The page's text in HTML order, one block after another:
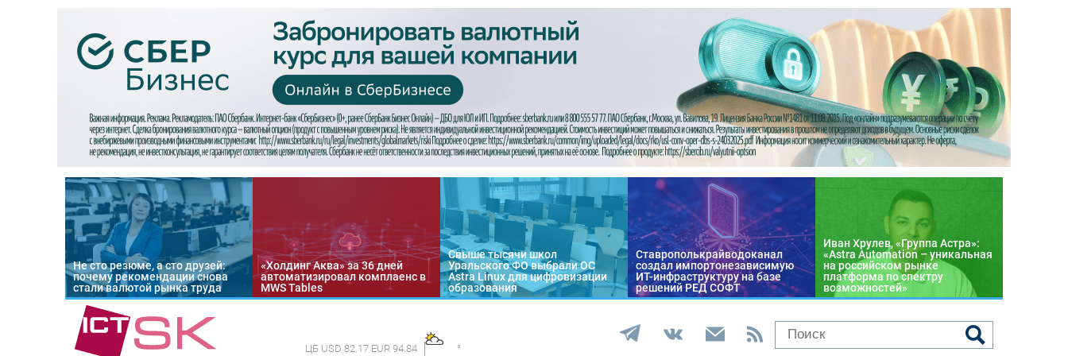
Не сто резюме, а сто друзей:
почему рекомендации снова
стали валютой рынка труда
«Холдинг Аква» за 36 дней
автоматизировал комплаенс в
MWS Tables
Свыше тысячи школ
Уральского ФО выбрали ОС
Astra Linux для цифровизации
образования
Ставрополькрайводоканал
создал импортонезависимую
ИТ-инфраструктуру на базе
решений РЕД СОФТ
Иван Хрулев, «Группа Астра»:
«Astra Automation – уникальная
на российском рынке
платформа по спектру
возможностей»
ЦБ USD 82.17 EUR 94.84 °